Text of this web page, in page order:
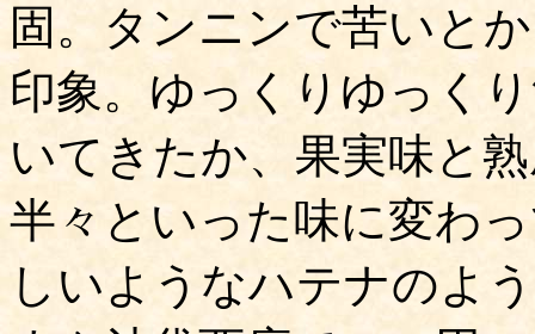
固。タンニンで苦いと
印象。ゆっくりゆっく
いてきたか、果実味と
半々といった味に変わ
しいようなハテナのよ